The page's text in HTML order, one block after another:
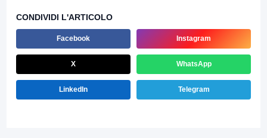
CONDIVIDI L'ARTICOLO
Facebook Instagram
X WhatsApp
LinkedIn Telegram